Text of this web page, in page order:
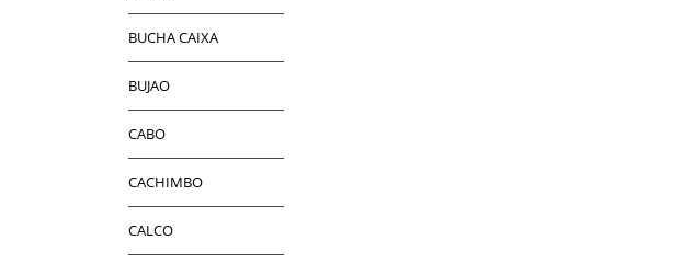
BUCHA CAIXA
BUJAO
CABO
CACHIMBO
CALCO